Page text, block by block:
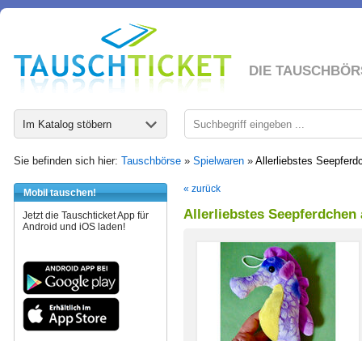
DIE
Im Katalog stöbern
Sie befinden sich hier: Tauschbörse » Spielwaren » Allerliebstes
Mobil tauschen!
Jetzt die Tauschticket App für
Android und iOS laden!
« zurück
Allerliebstes Seepferdchen